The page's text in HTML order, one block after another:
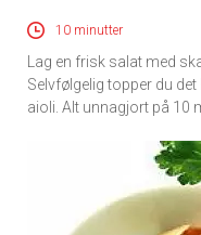
10 minutter
Lag en frisk salat med
Selvfølgelig topper du
aioli. Alt unnagjort på 10